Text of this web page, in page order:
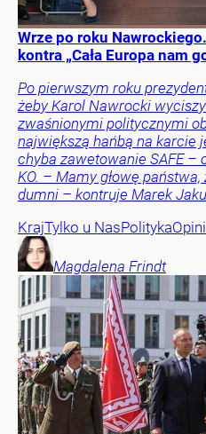
Wrze po roku
kontra „Cała Europa nam
Po pierwszym roku
żeby Karol Nawrocki
zwaśnionymi politycznymi
największą hańbą na karcie
chyba zawetowanie SAFE –
KO. – Mamy głowę
dumni – kontruje Marek
KrajTylko u NasPolityka
Magdalena Frindt